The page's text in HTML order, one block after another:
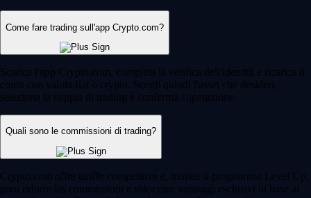
Come fare trading sull'app Crypto.com?
Scarica l'app Crypto.com, completa la verifica dell'identità e ricarica il
conto con valuta fiat o crypto. Scegli quindi l'asset che desideri,
seleziona la coppia di trading e conferma l'operazione.
Quali sono le commissioni di trading?
Crypto.com offre tariffe competitive e, tramite il programma Level Up,
puoi ridurre las commissioni e sbloccare vantaggi esclusivi in base ai